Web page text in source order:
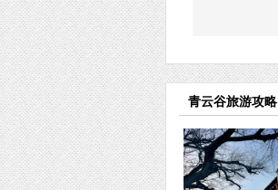
青云谷旅游攻略